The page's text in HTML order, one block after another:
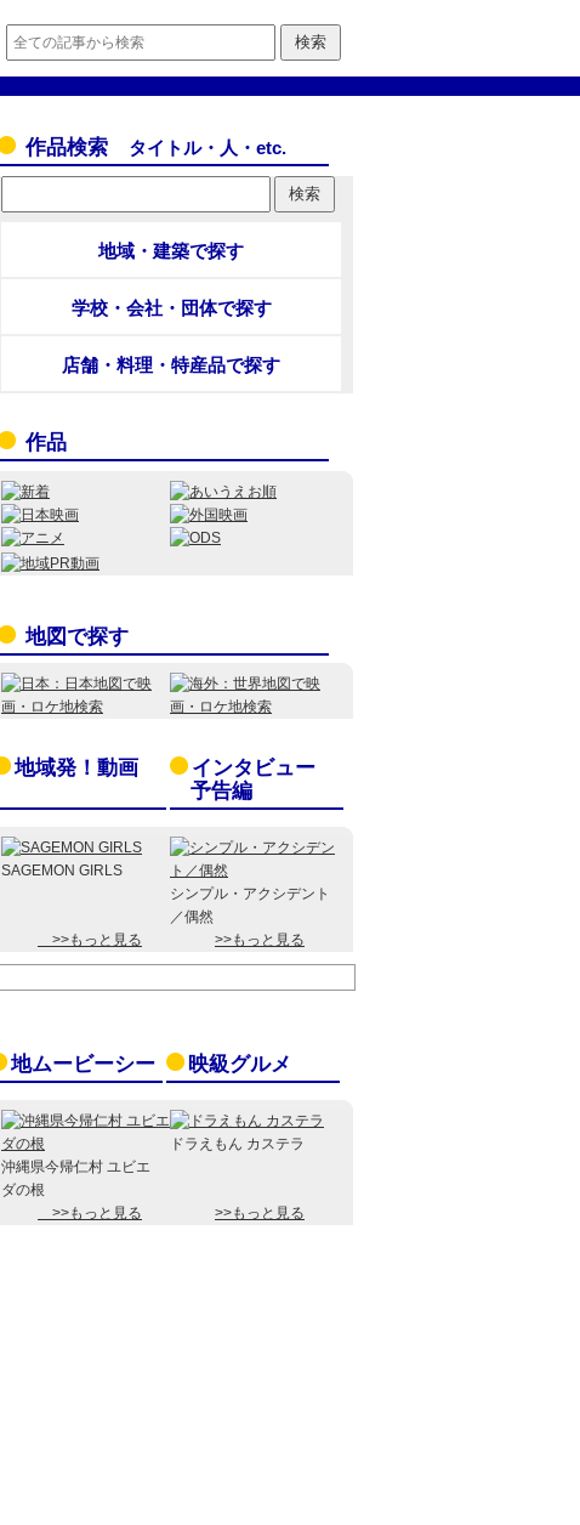
作品検索 タイトル・人・etc.
地域・建築で探す
学校・会社・団体で探す
店舗・料理・特産品で探す
作品
地図で探す
地域発！動画
インタビュー
予告編
SAGEMON GIRLS
シンプル・アクシデント
／偶然
>>もっと見る
>>もっと見る
地ムービーシー 映級グルメ
沖縄県今帰仁村 ユビエ
ダの根
ドラえもん カステラ
>>もっと見る >>もっと見る